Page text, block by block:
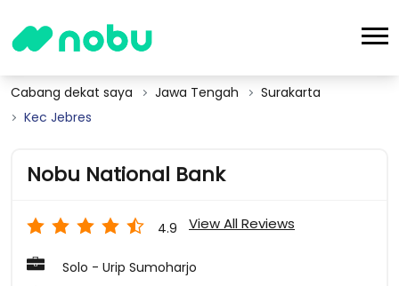
Cabang dekat saya Jawa Tengah
Surakarta
Kec Jebres
Nobu National Bank
4.9 View All Reviews
Solo - Urip Sumoharjo